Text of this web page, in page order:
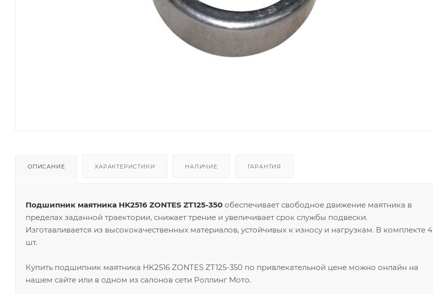
ОПИСАНИЕ ХАРАКТЕРИСТИКИ НАЛИЧИЕ ГАРАНТИЯ
Подшипник маятника HK2516 ZONTES ZT125-350 обеспечивает свободное движение маятника в
пределах заданной траектории, снижает трение и увеличивает срок службы подвески.
Изготавливается из высококачественных материалов, устойчивых к износу и нагрузкам. В комплекте 4
шт.
Купить подшипник маятника HK2516 ZONTES ZT125-350 по привлекательной цене можно онлайн на
нашем сайте или в одном из салонов сети Роллинг Мото.